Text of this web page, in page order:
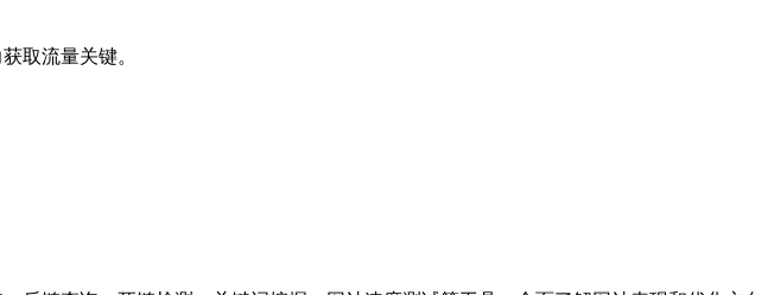
取流量关键。